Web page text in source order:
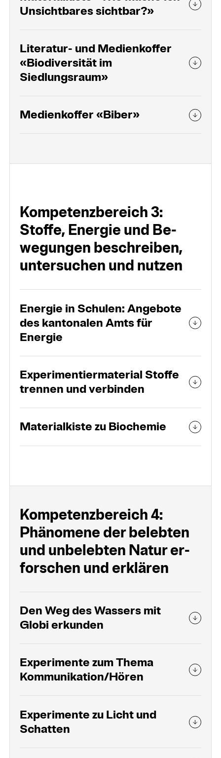
Unsichtbares sichtbar?»
Literatur- und Medienkoffer
«Biodiversität im
Siedlungsraum»
Medienkoffer «Biber»
Kompetenz­be­reich 3:
Stoffe, Energie und Be­
wegun­gen beschreiben,
unter­suchen und nutzen
Energie in Schulen: Angebote
des kantonalen Amts für
Energie
Experimentiermaterial Stoffe
trennen und verbinden
Materialkiste zu Biochemie
Kompetenz­bereich 4:
Phänomene der be­leb­ten
und un­beleb­ten Natur er­
forschen und er­klären
Den Weg des Wassers mit
Globi erkunden
Experimente zum Thema
Kommunikation/Hören
Experimente zu Licht und
Schatten